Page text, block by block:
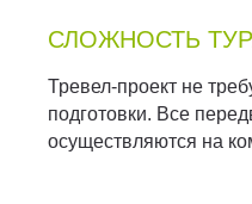
СЛОЖНОСТЬ
Тревел-проект не
подготовки. Все
осуществляются на